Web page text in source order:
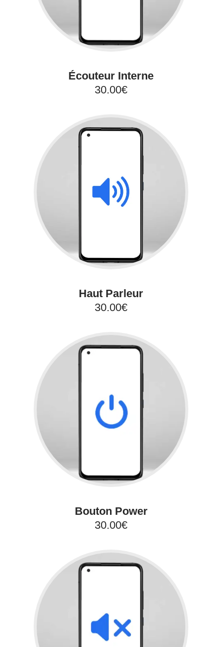
Écouteur Interne
30.00€
Haut Parleur
30.00€
Bouton Power
30.00€